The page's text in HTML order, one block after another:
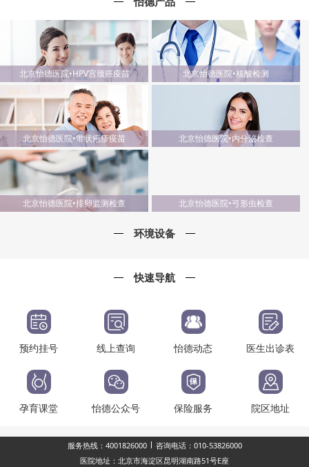
北京怡德医院•HPV宫颈癌疫苗 北京怡德医院•核酸检测
北京怡德医院•带状疱疹疫苗 北京怡德医院•内分泌检查
北京怡德医院•排卵监测检查 北京怡德医院•弓形虫检查
环境设备
快速导航
预约挂号 线上查询 怡德动态 医生出诊表
孕育课堂 怡德公众号 保险服务 院区地址
服务热线：4001826000
咨询电话：010-53826000
医院地址：北京市海淀区昆明湖南路51号E座